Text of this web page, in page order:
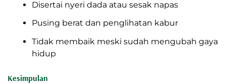
Disertai nyeri dada atau sesak napas
Pusing berat dan penglihatan kabur
Tidak membaik meski sudah mengubah gaya
hidup
Kesimpulan